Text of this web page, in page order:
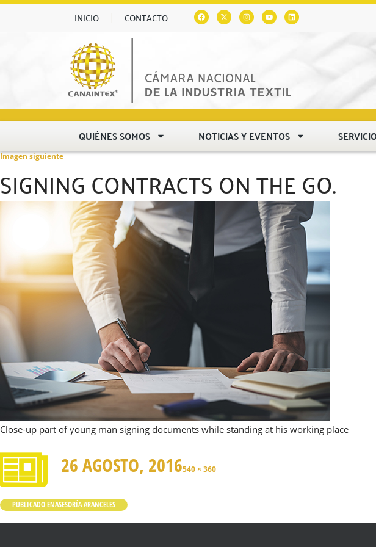
INICIO CONTACTO
QUIÉNES SOMOS NOTICIAS Y EVENTOS
Imagen siguiente
SIGNING CONTRACTS ON THE GO.
Close-up part of young man signing documents while standing at his working place
26 AGOSTO, 2016540 × 360
PUBLICADO ENASESORÍA ARANCELES